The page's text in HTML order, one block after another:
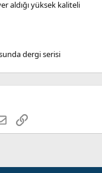
aldığı yüksek kaliteli
dergi serisi
E-postaLink